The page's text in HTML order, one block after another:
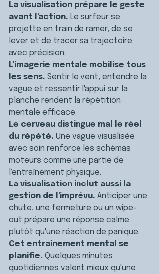
La visualisation prépare le geste
avant l'action. Le surfeur se
projette en train de ramer, de se
lever et de tracer sa trajectoire
avec précision.
L'imagerie mentale mobilise tous
les sens. Sentir le vent, entendre la
vague et ressentir l'appui sur la
planche rendent la répétition
mentale efficace.
Le cerveau distingue mal le réel
du répété. Une vague visualisée
avec soin renforce les schémas
moteurs comme une partie de
l'entraînement physique.
La visualisation inclut aussi la
gestion de l'imprévu. Anticiper une
chute, une fermeture ou un wipe-
out prépare une réponse calme
plutôt qu'une réaction de panique.
Cet entraînement mental se
planifie. Quelques minutes
quotidiennes valent mieux qu'une